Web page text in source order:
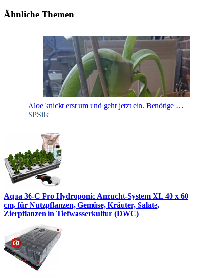
Ähnliche Themen
Aloe knickt erst um und geht jetzt ein. Benötige schnell Hilfe!!
SPSilk
Aqua 36-C Pro Hydroponic Anzucht-System XL 40 x 60
cm, für Nutzpflanzen, Gemüse, Kräuter, Salate,
Zierpflanzen in Tiefwasserkultur (DWC)